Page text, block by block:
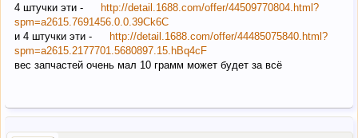
4 штучки эти -
http://detail.1688.com/offer/44509770804.html?
spm=a2615.7691456.0.0.39Ck6C
и 4 штучки эти -
http://detail.1688.com/offer/44485075840.html?
spm=a2615.2177701.5680897.15.hBq4cF
вес запчастей очень мал 10 грамм может будет за всё